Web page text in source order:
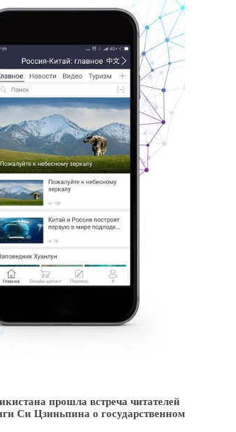
прошла встреча читателей
Си Цзиньпина о государственном